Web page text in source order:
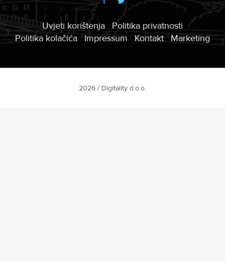
Uvjeti korištenja
Politika privatnosti
Politika kolačića
Impressum Kontakt Marketing
2026 / Digitality d.o.o.